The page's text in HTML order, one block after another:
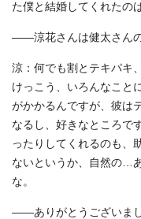
た僕と結婚してくれたの
――涼花さんは健太さん
涼：何でも割とテキパキ
けっこう、いろんなこと
がかかるんですが、彼は
なるし、好きなところで
ったりしてくれるのも、
ないというか、自然の…
な。
――ありがとうございまし